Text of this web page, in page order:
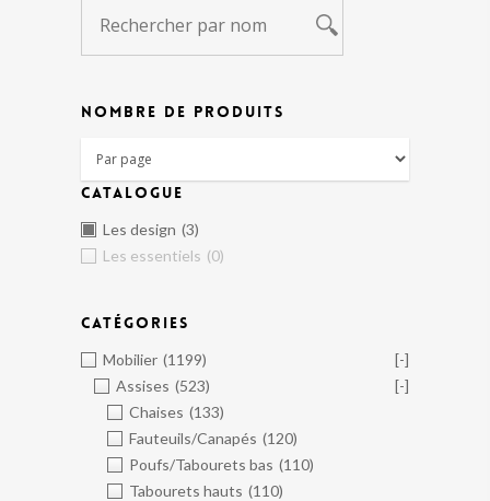
NOMBRE DE PRODUITS
CATALOGUE
Les design (3)
Les essentiels (0)
CATÉGORIES
Mobilier (1199)
[-]
Assises (523)
[-]
Chaises (133)
Fauteuils/Canapés (120)
Poufs/Tabourets bas (110)
Tabourets hauts (110)